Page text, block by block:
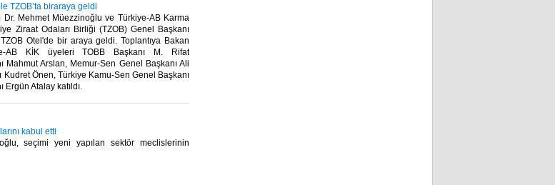
TZOB’ta biraraya geldi
Dr. Mehmet Müezzinoğlu ve Türkiye-AB Karma
Ziraat Odaları Birliği (TZOB) Genel Başkanı
Otel'de bir araya geldi. Toplantıya Bakan
AB KİK üyeleri TOBB Başkanı M. Rifat
Mahmut Arslan, Memur-Sen Genel Başkanı Ali
Kudret Önen, Türkiye Kamu-Sen Genel Başkanı
Ergün Atalay katıldı.​
kabul etti
seçimi yeni yapılan sektör meclislerinin